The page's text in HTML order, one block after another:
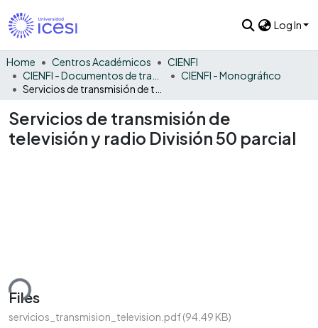
Log In
Home Centros Académicos
CIENFI
CIENFI - Monográfico
Servicios de transmisión de
televisión y radio División 50 parcial
Files
servicios_transmision_television.pdf(94.49 KB)